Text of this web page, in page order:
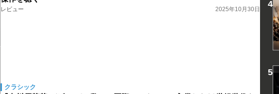
レビュー 2025年10月30日
クラシック